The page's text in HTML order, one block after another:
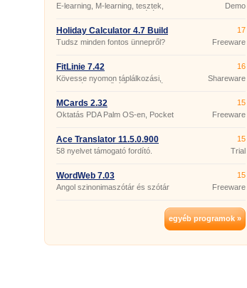
E-learning, M-learning, tesztek,
dolgozatok, feladatlapok, órák
Demo
Holiday Calculator 4.7 Build
9434
Tudsz minden fontos ünnepről?
17
Freeware
FitLinie 7.42
Kövesse nyomon táplálkozási,
sportolási és erősítő programjának
16
Shareware
MCards 2.32
Oktatás PDA Palm OS-en, Pocket
15
Freeware
Ace Translator 11.5.0.900
58 nyelvet támogató fordító.
15
Trial
WordWeb 7.03
Angol szinonimaszótár és szótár
15
Freeware
egyéb programok »